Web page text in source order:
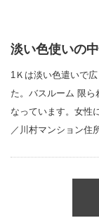
淡い色使いの
1Ｋは淡い色遣いで
た。バスルーム 限
なっています。女性
／川村マンション住